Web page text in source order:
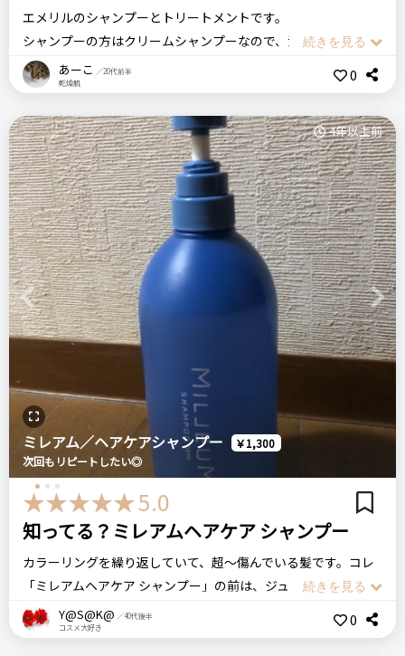
ログイン
おすすめする人・おすすめしない人
カラーした髪の色褪せを守ってツヤ、潤いを保ちたい人にはお
すすめします。
カラーしていない人は使う必要はないと思います。お安い商品
ではないので。
比較したもの・こちらを選んだ理由
ミルボンのヘアケア剤が好きで、以前に同じヴィラロドラの
「オムニバス」という商品を使っていたのですがもう廃盤にな
ったようで、今回は同じラインのこのシャンプーを購入してみ
ました。
合わせてヘアマスクも使っています。
価格
3,300円 行きつけの美容室
ミルボン ヴィラロドラレノーボ
＼ショップで商品を探す／
ステマっぽい
リピート回数・頻度
はじめて
次回のリピート予定
わからない
良いところ
香りが強くないので使いやすい
きしみ等は感じない
悪いところ（残念）
酸性石けん系という表記が紛らわしいというか…
注意点
おそらく純石けん系のシャンプーではないと思うので、成分を
重視する方はきちんと調べて使う方がいいと思います
おすすめする人・おすすめしない人
香りが弱いシャンプーがお好みの方におすすめします
石けんシャンプーという点を重視される方にはあまりおすすめ
しません
家族が購入してきたので使ってみました
エメリルのシャンプーとトリートメントです。
シャンプーの方はクリームシャンプーなので、泡は立ちませ
ん。
クリームシャンプーで、しっとりとした仕上がりになります。
トリートメントの方は、昔ダイソーで売っていたヘアムースみ
たいな香りがします。
ネットの広告なんかですごい推されているシャンプーとトリー
トメントですが、硬くて太いくせ毛である私の髪質には合いま
せんでした。
しっとりとするのは良いんですが、いつも使っているシャンプ
ーやトリートメントと比べると指通りが悪くなってしまいまし
た。
髪の毛が細くて柔らかい母に使ってみてもらったらすごく良い
と言っていまので、そういった髪質の方に合うのかもしれませ
正規で購入するとそれぞれ4950円で金額も高いですし、リピー
トはないと思います。
エメリル
ザシャンプー・ザトリートメント
リピート回数・頻度
はじめて
次回のリピート予定
多分リピートしない
あーこ ／20代前半
乾燥肌
0
Previous Next
4年以上前
ミレアム／ヘアケアシャンプー
￥1,300
次回もリピートしたい◎
5.0
知ってる？ミレアムヘアケア シャンプー
カラーリングを繰り返していて、超～傷んでいる髪です。コレ
「ミレアムヘアケア シャンプー」の前は、ジュレームの傷んだ
髪用の紺色（コバルトブルー色）を使っていました。
ドン・キホーテでシャンプーコーナーのサロン商品を見ている
Y@S@K@ ／40代後半
コスメ大好き
0